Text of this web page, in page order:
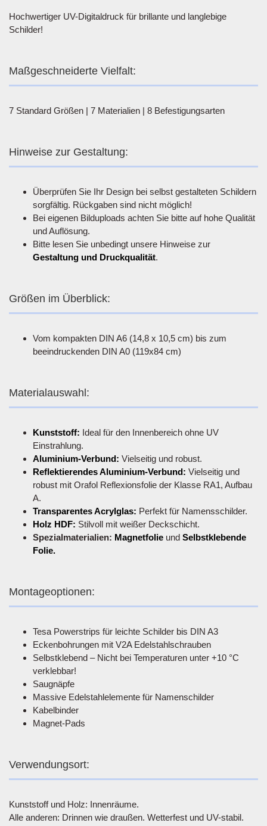
Hochwertiger UV-Digitaldruck für brillante und langlebige
Schilder!
Maßgeschneiderte Vielfalt:
7 Standard Größen | 7 Materialien | 8 Befestigungsarten
Hinweise zur Gestaltung:
Überprüfen Sie Ihr Design bei selbst gestalteten Schildern
sorgfältig. Rückgaben sind nicht möglich!
Bei eigenen Bilduploads achten Sie bitte auf hohe Qualität
und Auflösung.
Bitte lesen Sie unbedingt unsere Hinweise zur
Gestaltung und Druckqualität.
Größen im Überblick:
Vom kompakten DIN A6 (14,8 x 10,5 cm) bis zum
beeindruckenden DIN A0 (119x84 cm)
Materialauswahl:
Kunststoff: Ideal für den Innenbereich ohne UV
Einstrahlung.
Aluminium-Verbund: Vielseitig und robust.
Reflektierendes Aluminium-Verbund: Vielseitig und
robust mit Orafol Reflexionsfolie der Klasse RA1, Aufbau
A.
Transparentes Acrylglas: Perfekt für Namensschilder.
Holz HDF: Stilvoll mit weißer Deckschicht.
Spezialmaterialien: Magnetfolie und Selbstklebende
Folie.
Montageoptionen:
Tesa Powerstrips für leichte Schilder bis DIN A3
Eckenbohrungen mit V2A Edelstahlschrauben
Selbstklebend – Nicht bei Temperaturen unter +10 °C
verklebbar!
Saugnäpfe
Massive Edelstahlelemente für Namenschilder
Kabelbinder
Magnet-Pads
Verwendungsort:
Kunststoff und Holz: Innenräume.
Alle anderen: Drinnen wie draußen. Wetterfest und UV-stabil.